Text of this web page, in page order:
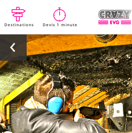
Destinations Devis 1 minute